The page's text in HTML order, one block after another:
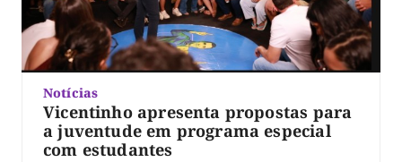
Notícias
Vicentinho apresenta propostas para
a juventude em programa especial
com estudantes